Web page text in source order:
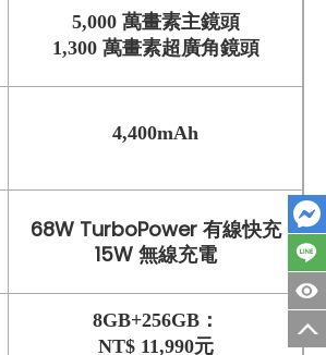
5,000 萬畫素主鏡頭
1,300 萬畫素超廣角鏡頭
4,400mAh
68W TurboPower 有線快充
15W 無線充電
8GB+256GB：
NT$ 11,990元